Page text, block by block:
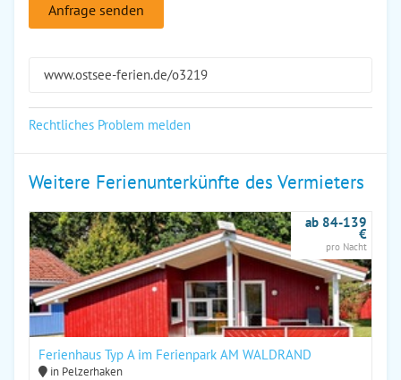
Anfrage senden
www.ostsee-ferien.de/o3219
Rechtliches Problem melden
Weitere Ferienunterkünfte des Vermieters
Ferienhaus Typ A im Ferienpark AM WALDRAND
in Pelzerhaken
ab 84-139
€
pro Nacht